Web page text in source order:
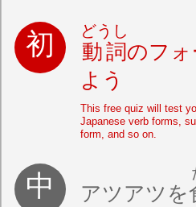
動詞
どうし
のフ
よう
This free quiz will test
Japanese verb forms,
form, and so on.
アツアツを